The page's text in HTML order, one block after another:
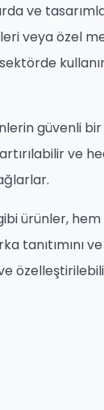
ve
veya özel
güvenli bir
ve
ürünler, hem
tanıtımını ve